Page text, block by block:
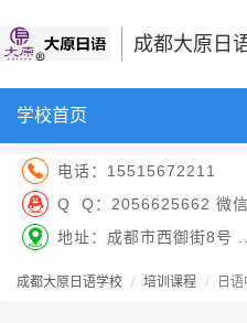
成都大原日
学校首页
电话： 15515672211
Q Q： 2056625662 微
地址：成都市西御街8号
成都大原日语学校 培训课程 日